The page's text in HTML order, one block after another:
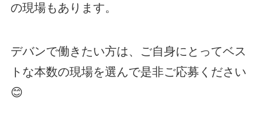
の現場もあります。
デバンで働きたい方は、ご自身にとってベス
トな本数の現場を選んで是非ご応募ください
😊